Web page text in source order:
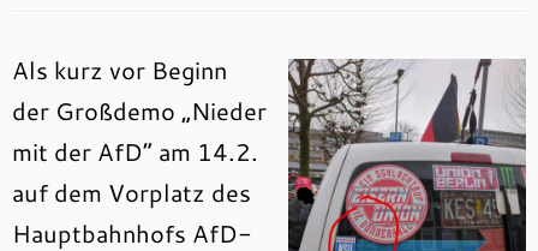
Als kurz vor Beginn
der Großdemo „Nieder
mit der AfD“ am 14.2.
auf dem Vorplatz des
Hauptbahnhofs AfD-